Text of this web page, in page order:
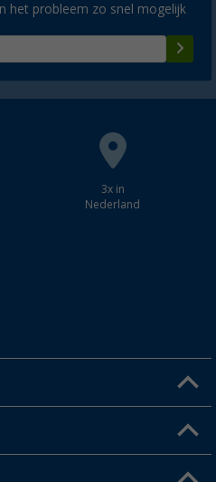
het probleem zo snel mogelijk
3x in
Nederland